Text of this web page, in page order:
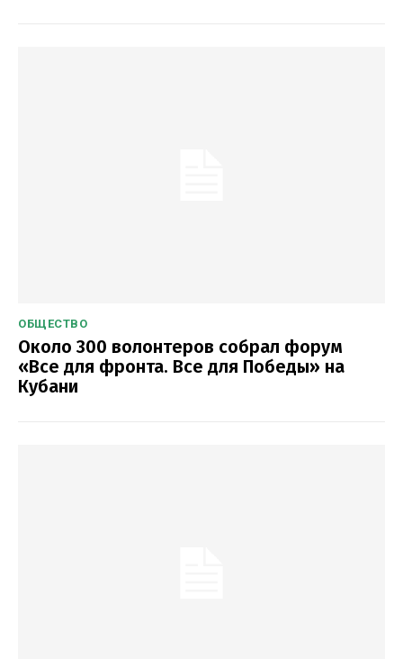
ОБЩЕСТВО
Около 300 волонтеров собрал форум
«Все для фронта. Все для Победы» на
Кубани